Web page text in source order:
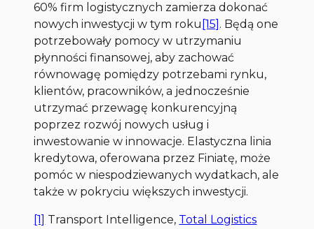
60% firm logistycznych zamierza dokonać
nowych inwestycji w tym roku [15] . Będą one
potrzebowały pomocy w utrzymaniu
płynności finansowej, aby zachować
równowagę pomiędzy potrzebami rynku,
klientów, pracowników, a jednocześnie
utrzymać przewagę konkurencyjną
poprzez rozwój nowych usług i
inwestowanie w innowacje. Elastyczna linia
kredytowa, oferowana przez Finiatę, może
pomóc w niespodziewanych wydatkach, ale
także w pokryciu większych inwestycji.
[1] Transport Intelligence, Total Logistics